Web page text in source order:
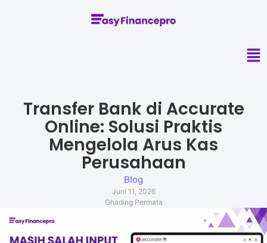
Transfer Bank di Accurate
Online: Solusi Praktis
Mengelola Arus Kas
Perusahaan
Blog
Juni 11, 2026
Ghading Permata